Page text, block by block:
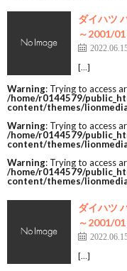
ダイハツ
～2001/01
[…]
Warning: Trying to access
/home/r0144579/
content/themes/
Warning: Trying to access
/home/r0144579/
content/themes/
Warning: Trying to access
/home/r0144579/
content/themes/
ダイハツ
～2001/01
[…]